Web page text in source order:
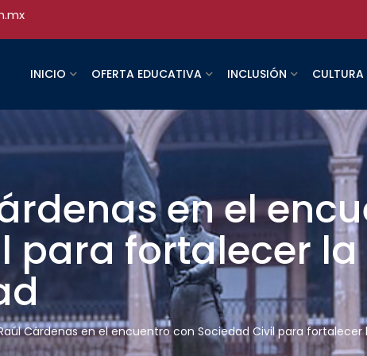
INICIO OFERTA EDUCATIVA INCLUSIÓN CULTURA
en el
para fortalecer la
Cárdenas en el encuentro con Sociedad Civil para fortalecer